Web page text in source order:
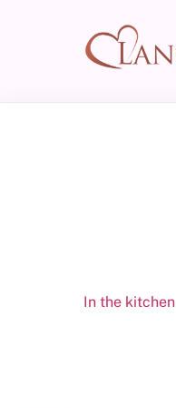
In the kitchen